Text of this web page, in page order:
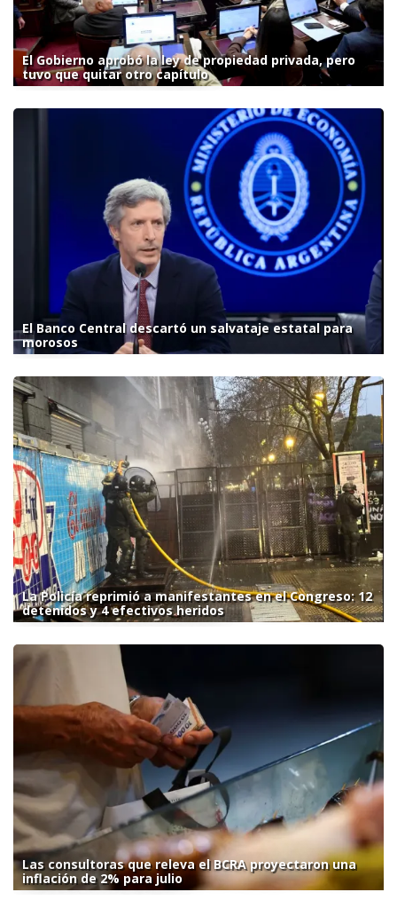
El Gobierno aprobó la ley de propiedad privada, pero
tuvo que quitar otro capítulo
El Banco Central descartó un salvataje estatal para
morosos
La Policía reprimió a manifestantes en el Congreso: 12
detenidos y 4 efectivos heridos
Las consultoras que releva el BCRA proyectaron una
inflación de 2% para julio